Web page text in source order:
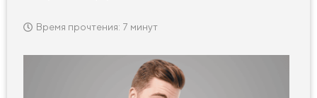
Время прочтения: 7 минут